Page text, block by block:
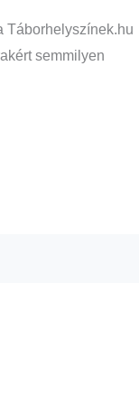
Táborhelyszínek.hu
semmilyen